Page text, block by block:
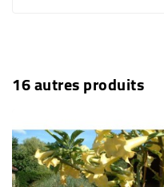
16 autres produits